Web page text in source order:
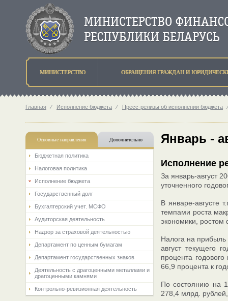
МИНИСТЕРСТВО ОБРАЩЕНИЯ ГРАЖДАН И
Главная ⁄ Исполнение бюджета ⁄ Пресс-релизы об исполнении бюджета ⁄
Основные направления Дополнительно
Бюджетная политика
Налоговая политика
Исполнение бюджета
Государственный долг
Бухгалтерский учет. МСФО
Аудиторская деятельность
Надзор за страховой деятельностью
Департамент по ценным бумагам
Департамент государственных знаков
Деятельность с драгоценными металлами и
драгоценными камнями
Контрольно-ревизионная деятельность
Январь -
Исполнение
За январь-август
уточненного
В январе-августе
темпами роста
экономики, ростом
Налога на прибыль
август текущего
процента
66,9 процента к
По состоянию на
278,4 млрд.